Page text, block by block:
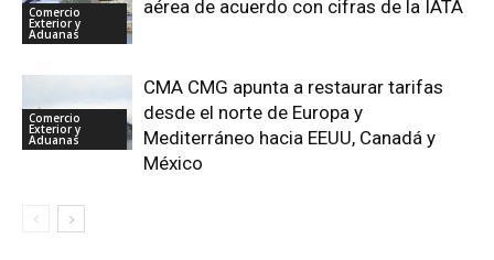
Comercio
Exterior y
Aduanas
aérea de acuerdo con cifras de la IATA
Comercio
Exterior y
Aduanas
CMA CMG apunta a restaurar tarifas
desde el norte de Europa y
Mediterráneo hacia EEUU, Canadá y
México